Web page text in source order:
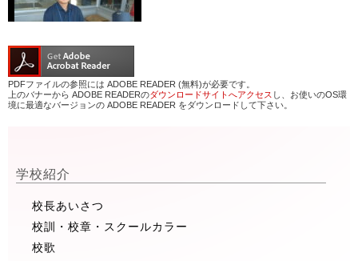
PDFファイルの参照には ADOBE READER (無料)が必要です。
上のバナーから ADOBE READERのダウンロードサイトへアクセス し、お使いのOS環
境に最適なバージョンの ADOBE READER をダウンロードして下さい。
学校紹介
校長あいさつ
校訓・校章・スクールカラー
校歌